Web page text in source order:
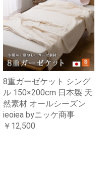
8重ガーゼケット シング
ル 150×200cm 日本製 天
然素材 オールシーズン
ieoiea byニッケ商事
￥12,500